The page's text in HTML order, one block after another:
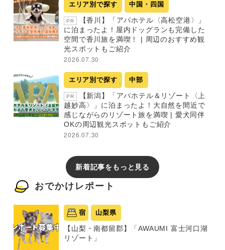
エリア別で探す 中国・四国
PR
【香川】「アパホテル〈高松空港〉」
に泊まったよ！屋内ドッグランも完備した
空間で香川旅を満喫！ | 周辺のおすすめ観
光スポットもご紹介
2026.07.30
エリア別で探す 中部
PR
【新潟】「アパホテル＆リゾート〈上
越妙高〉」に泊まったよ！大自然を間近で
感じながらのリゾート旅を満喫 | 愛犬同伴
OKの周辺観光スポットもご紹介
2026.07.30
新着記事をもっと見る
おでかけレポート
宿 山梨県
【山梨・南都留郡】「AWAUMI 富士河口湖
リゾート」